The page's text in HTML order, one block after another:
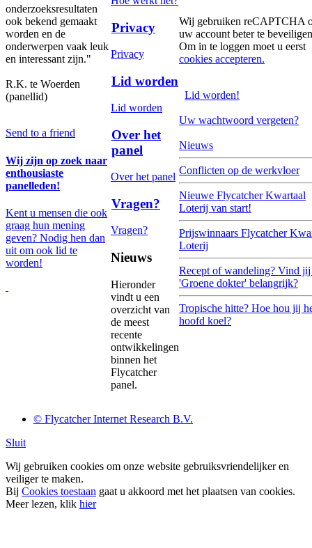
onderzoeksresultaten
ook bekend gemaakt
worden en de
onderwerpen vaak leuk
en interessant zijn."
R.K. te Woerden
(panellid)
Send to a friend
Wij zijn op zoek naar
enthousiaste
panelleden!
Kent u mensen die ook
graag hun mening
geven? Nodig hen dan
uit om ook lid te
worden!
Privacy
Privacy
Lid worden
Lid worden
Over het
panel
Over het panel
Vragen?
Vragen?
Nieuws
Hieronder
vindt u een
overzicht van
de meest
recente
ontwikkelingen
binnen het
Flycatcher
panel.
Wij gebruiken reCAPTCHA
uw account beter te
Om in te loggen moet u eerst
cookies accepteren.
Lid worden!
Uw wachtwoord vergeten?
Nieuws
Conflicten op de werkvloer
Nieuwe Flycatcher Kwartaal
Loterij van start!
Prijswinnaars Flycatcher
Loterij
Recept of wandeling? Vind jij
'Groene dokter' belangrijk?
Tropische hitte? Hoe hou jij
hoofd koel?
© Flycatcher Internet Research B.V.
Sluit
Wij gebruiken cookies om onze website gebruiksvriendelijker en
veiliger te maken.
Bij Cookies toestaan gaat u akkoord met het plaatsen van cookies.
Meer lezen, klik hier